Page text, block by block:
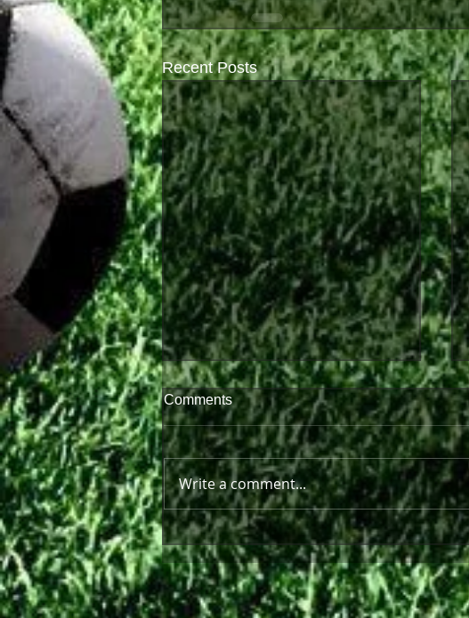
Recent Posts
Στο πλευρό της Θύελλας και
τη νέα σεζόν ο Ανδρέας
Πισκοπάκης
Comments
Write a comment...